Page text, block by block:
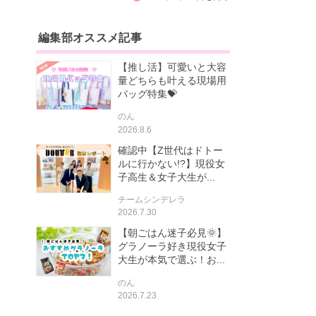
編集部オススメ記事
【推し活】可愛いと大容
量どちらも叶える現場用
バッグ特集💝
のん
2026.8.6
確認中【Z世代はドトー
ルに行かない!?】現役女
子高生＆女子大生が...
チームシンデレラ
2026.7.30
【朝ごはん迷子必見🌞】
グラノーラ好き現役女子
大生が本気で選ぶ！お...
のん
2026.7.23